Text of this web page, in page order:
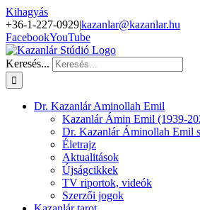
Kihagyás
+36-1-227-0929|kazanlar@kazanlar.hu
FacebookYouTube
Keresés...
Dr. Kazanlár Aminollah Emil
Kazanlár Ámin Emil (1939-
Dr. Kazanlár Áminollah Emil
Életrajz
Aktualitások
Újságcikkek
TV riportok, videók
Szerzői jogok